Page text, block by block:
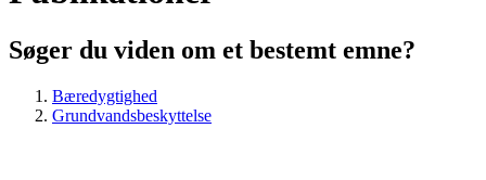
Søger du viden om et bestemt emne?
Bæredygtighed
Grundvandsbeskyttelse